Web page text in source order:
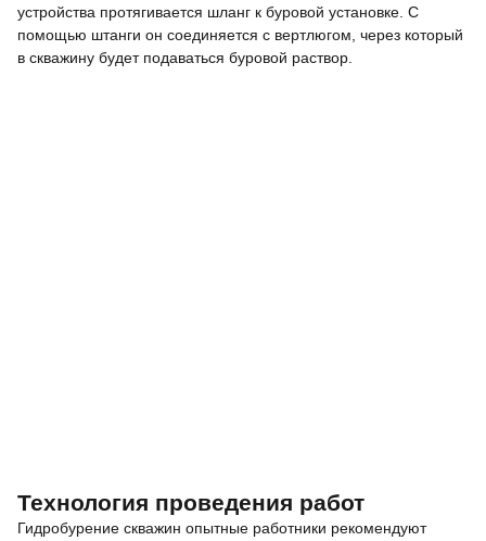
устройства протягивается шланг к буровой установке. С
помощью штанги он соединяется с вертлюгом, через который
в скважину будет подаваться буровой раствор.
Технология проведения работ
Гидробурение скважин опытные работники рекомендуют